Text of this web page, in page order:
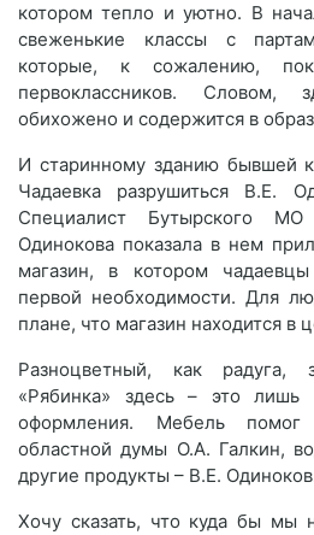
котором тепло и уютно. В
свеженькие классы с
которые, к сожалению,
первоклассников. Словом,
обихожено и содержится в
И старинному зданию бывшей
Чадаевка разрушиться В.Е.
Специалист Бутырского МО
Одинокова показала в нем
магазин, в котором
первой необходимости. Для
плане, что магазин находится в
Разноцветный, как радуга,
«Рябинка» здесь – это лишь
оформления. Мебель помог
областной думы О.А. Галкин,
другие продукты – В.Е.
Хочу сказать, что куда бы мы